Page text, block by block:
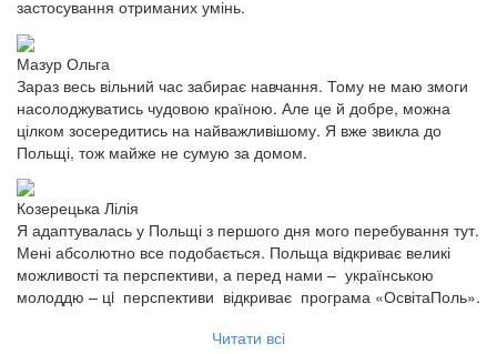
застосування отриманих умінь.
Мазур Ольга
Зараз весь вільний час забирає навчання. Тому не маю змоги
насолоджуватись чудовою країною. Але це й добре, можна
цілком зосередитись на найважливішому. Я вже звикла до
Польщі, тож майже не сумую за домом.
Козерецька Лілія
Я адаптувалась у Польщі з першого дня мого перебування тут.
Мені абсолютно все подобається. Польща відкриває великі
можливості та перспективи, а перед нами – українською
молоддю – цi перспективи відкриває програма «ОсвітаПоль».
Читати всі